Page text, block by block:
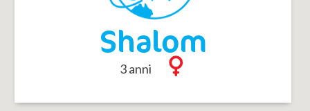
Shalom
3 anni